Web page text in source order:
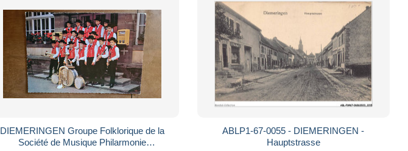
DIEMERINGEN Groupe Folklorique de la
Société de Musique Philarmonie
ABLP1-67-0055 - DIEMERINGEN -
Hauptstrasse